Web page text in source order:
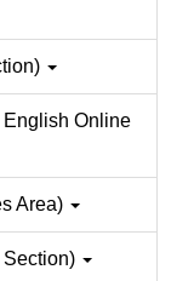
Online
Area)